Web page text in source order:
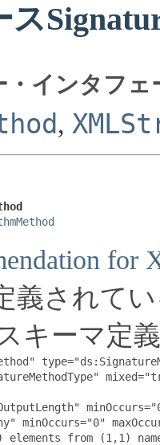
インタフェ
,
for
義されて
キーマ定
minOccurs="0"
elements from (1,1)